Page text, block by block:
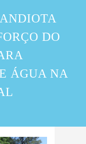
DO
ÁGUA NA